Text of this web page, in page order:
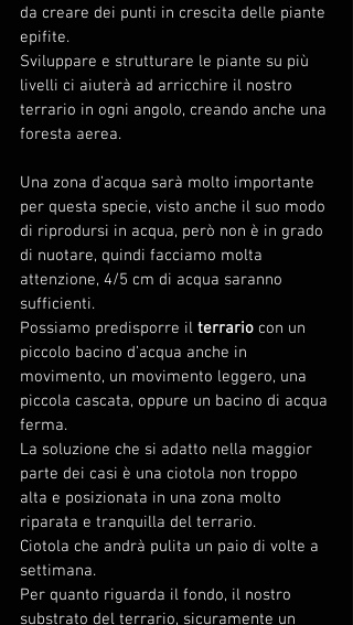
da creare dei punti in crescita delle piante
epifite.
Sviluppare e strutturare le piante su più
livelli ci aiuterà ad arricchire il nostro
terrario in ogni angolo, creando anche una
foresta aerea.
Una zona d’acqua sarà molto importante
per questa specie, visto anche il suo modo
di riprodursi in acqua, però non è in grado
di nuotare, quindi facciamo molta
attenzione, 4/5 cm di acqua saranno
sufficienti.
Possiamo predisporre il terrario con un
piccolo bacino d’acqua anche in
movimento, un movimento leggero, una
piccola cascata, oppure un bacino di acqua
ferma.
La soluzione che si adatto nella maggior
parte dei casi è una ciotola non troppo
alta e posizionata in una zona molto
riparata e tranquilla del terrario.
Ciotola che andrà pulita un paio di volte a
settimana.
Per quanto riguarda il fondo, il nostro
substrato del terrario, sicuramente un